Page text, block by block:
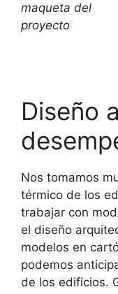
maqueta del
proyecto
Diseño
Nos tomamos
térmico de los
trabajar con
el diseño
modelos en
podemos
de los edificios.